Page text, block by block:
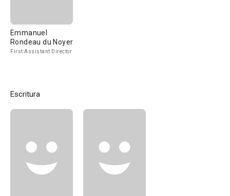
Emmanuel
Rondeau du Noyer
First Assistant Director
Escritura